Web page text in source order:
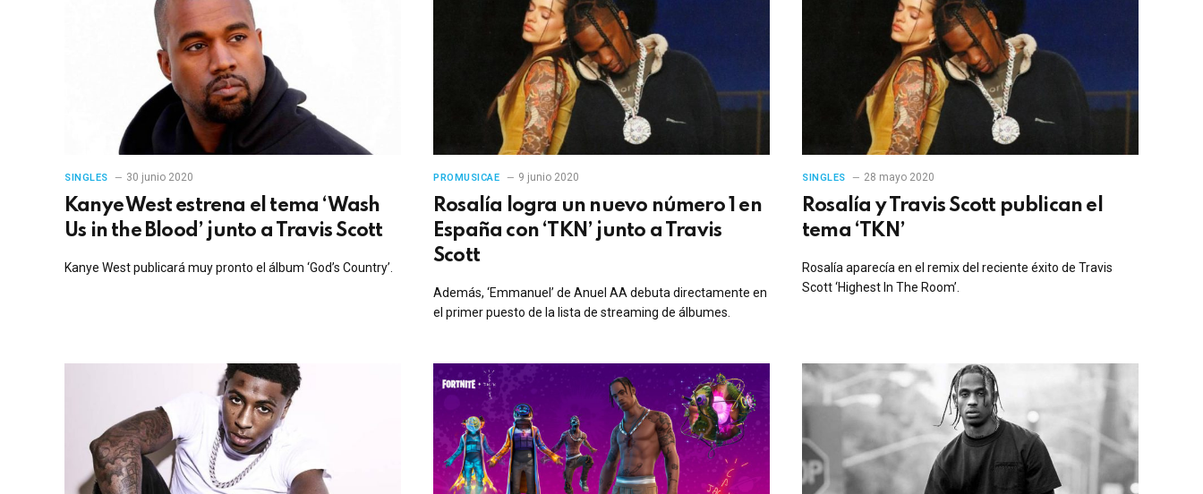
SINGLES 30 junio 2020
Kanye West estrena el tema ‘Wash
Us in the Blood’ junto a Travis Scott
Kanye West publicará muy pronto el álbum ‘God’s Country’.
PROMUSICAE 9 junio 2020
Rosalía logra un nuevo número 1 en
España con ‘TKN’ junto a Travis
Scott
Además, ‘Emmanuel’ de Anuel AA debuta directamente en
el primer puesto de la lista de streaming de álbumes.
SINGLES 28 mayo 2020
Rosalía y Travis Scott publican el
tema ‘TKN’
Rosalía aparecía en el remix del reciente éxito de Travis
Scott ‘Highest In The Room’.